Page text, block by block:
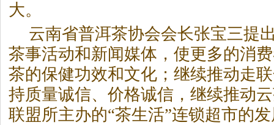
大。
云南省普洱茶协会会长张宝三提
茶事活动和新闻媒体，使更多的消
茶的保健功效和文化；继续推动走
持质量诚信、价格诚信，继续推动云
联盟所主办的“茶生活”连锁超市的